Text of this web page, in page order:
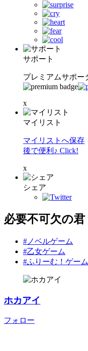
サポート
プレミアムサポー
x
マイリスト
マイリストへ保存
後で便利♪ Click!
x
シェア
必要不可欠の君
#ノベルゲーム
#乙女ゲーム
#ふりーむ！ゲー
ホカアイ
フォロー